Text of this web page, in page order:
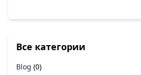
Все категории
Blog (0)